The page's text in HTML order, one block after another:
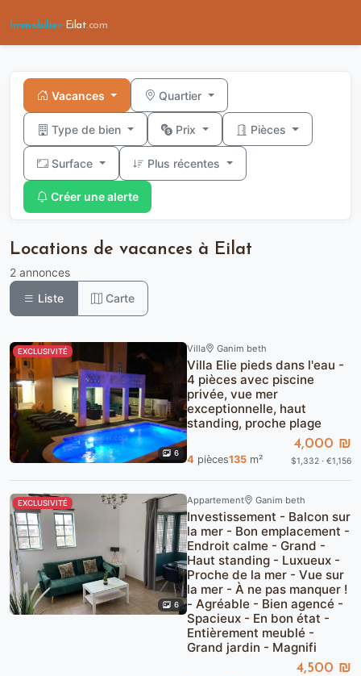
Immobilier- Eilat.com
Vacances Quartier
Type de bien Prix Pièces
Surface Plus récentes
Créer une alerte
Locations de vacances à Eilat
2 annonces
Liste
Carte
EXCLUSIVITÉ
6
Villa Ganim beth
Villa Elie pieds dans l'eau -
4 pièces avec piscine
privée, vue mer
exceptionnelle, haut
standing, proche plage
4 pièces135 m²
4,000 ₪
$1,332 · €1,156
EXCLUSIVITÉ
6
Appartement Ganim beth
Investissement - Balcon sur
la mer - Bon emplacement -
Endroit calme - Grand -
Haut standing - Luxueux -
Proche de la mer - Vue sur
la mer - À ne pas manquer !
- Agréable - Bien agencé -
Spacieux - En bon état -
Entièrement meublé -
Grand jardin - Magnifi
4,500 ₪